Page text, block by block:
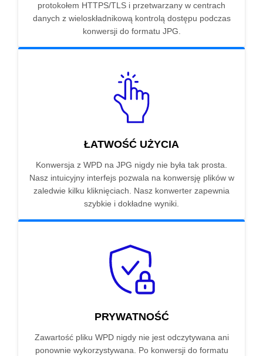
protokołem HTTPS/TLS i przetwarzany w centrach
danych z wieloskładnikową kontrolą dostępu podczas
konwersji do formatu JPG.
ŁATWOŚĆ UŻYCIA
Konwersja z WPD na JPG nigdy nie była tak prosta.
Nasz intuicyjny interfejs pozwala na konwersję plików w
zaledwie kilku kliknięciach. Nasz konwerter zapewnia
szybkie i dokładne wyniki.
PRYWATNOŚĆ
Zawartość pliku WPD nigdy nie jest odczytywana ani
ponownie wykorzystywana. Po konwersji do formatu